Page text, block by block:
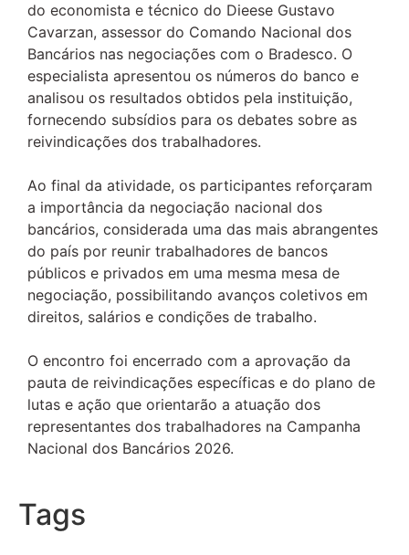
do economista e técnico do Dieese Gustavo
Cavarzan, assessor do Comando Nacional dos
Bancários nas negociações com o Bradesco. O
especialista apresentou os números do banco e
analisou os resultados obtidos pela instituição,
fornecendo subsídios para os debates sobre as
reivindicações dos trabalhadores.
Ao final da atividade, os participantes reforçaram
a importância da negociação nacional dos
bancários, considerada uma das mais abrangentes
do país por reunir trabalhadores de bancos
públicos e privados em uma mesma mesa de
negociação, possibilitando avanços coletivos em
direitos, salários e condições de trabalho.
O encontro foi encerrado com a aprovação da
pauta de reivindicações específicas e do plano de
lutas e ação que orientarão a atuação dos
representantes dos trabalhadores na Campanha
Nacional dos Bancários 2026.
Tags